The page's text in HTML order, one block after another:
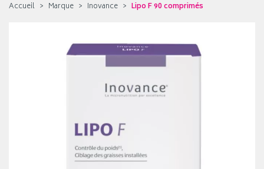
Accueil Marque Inovance Lipo F 90 comprimés